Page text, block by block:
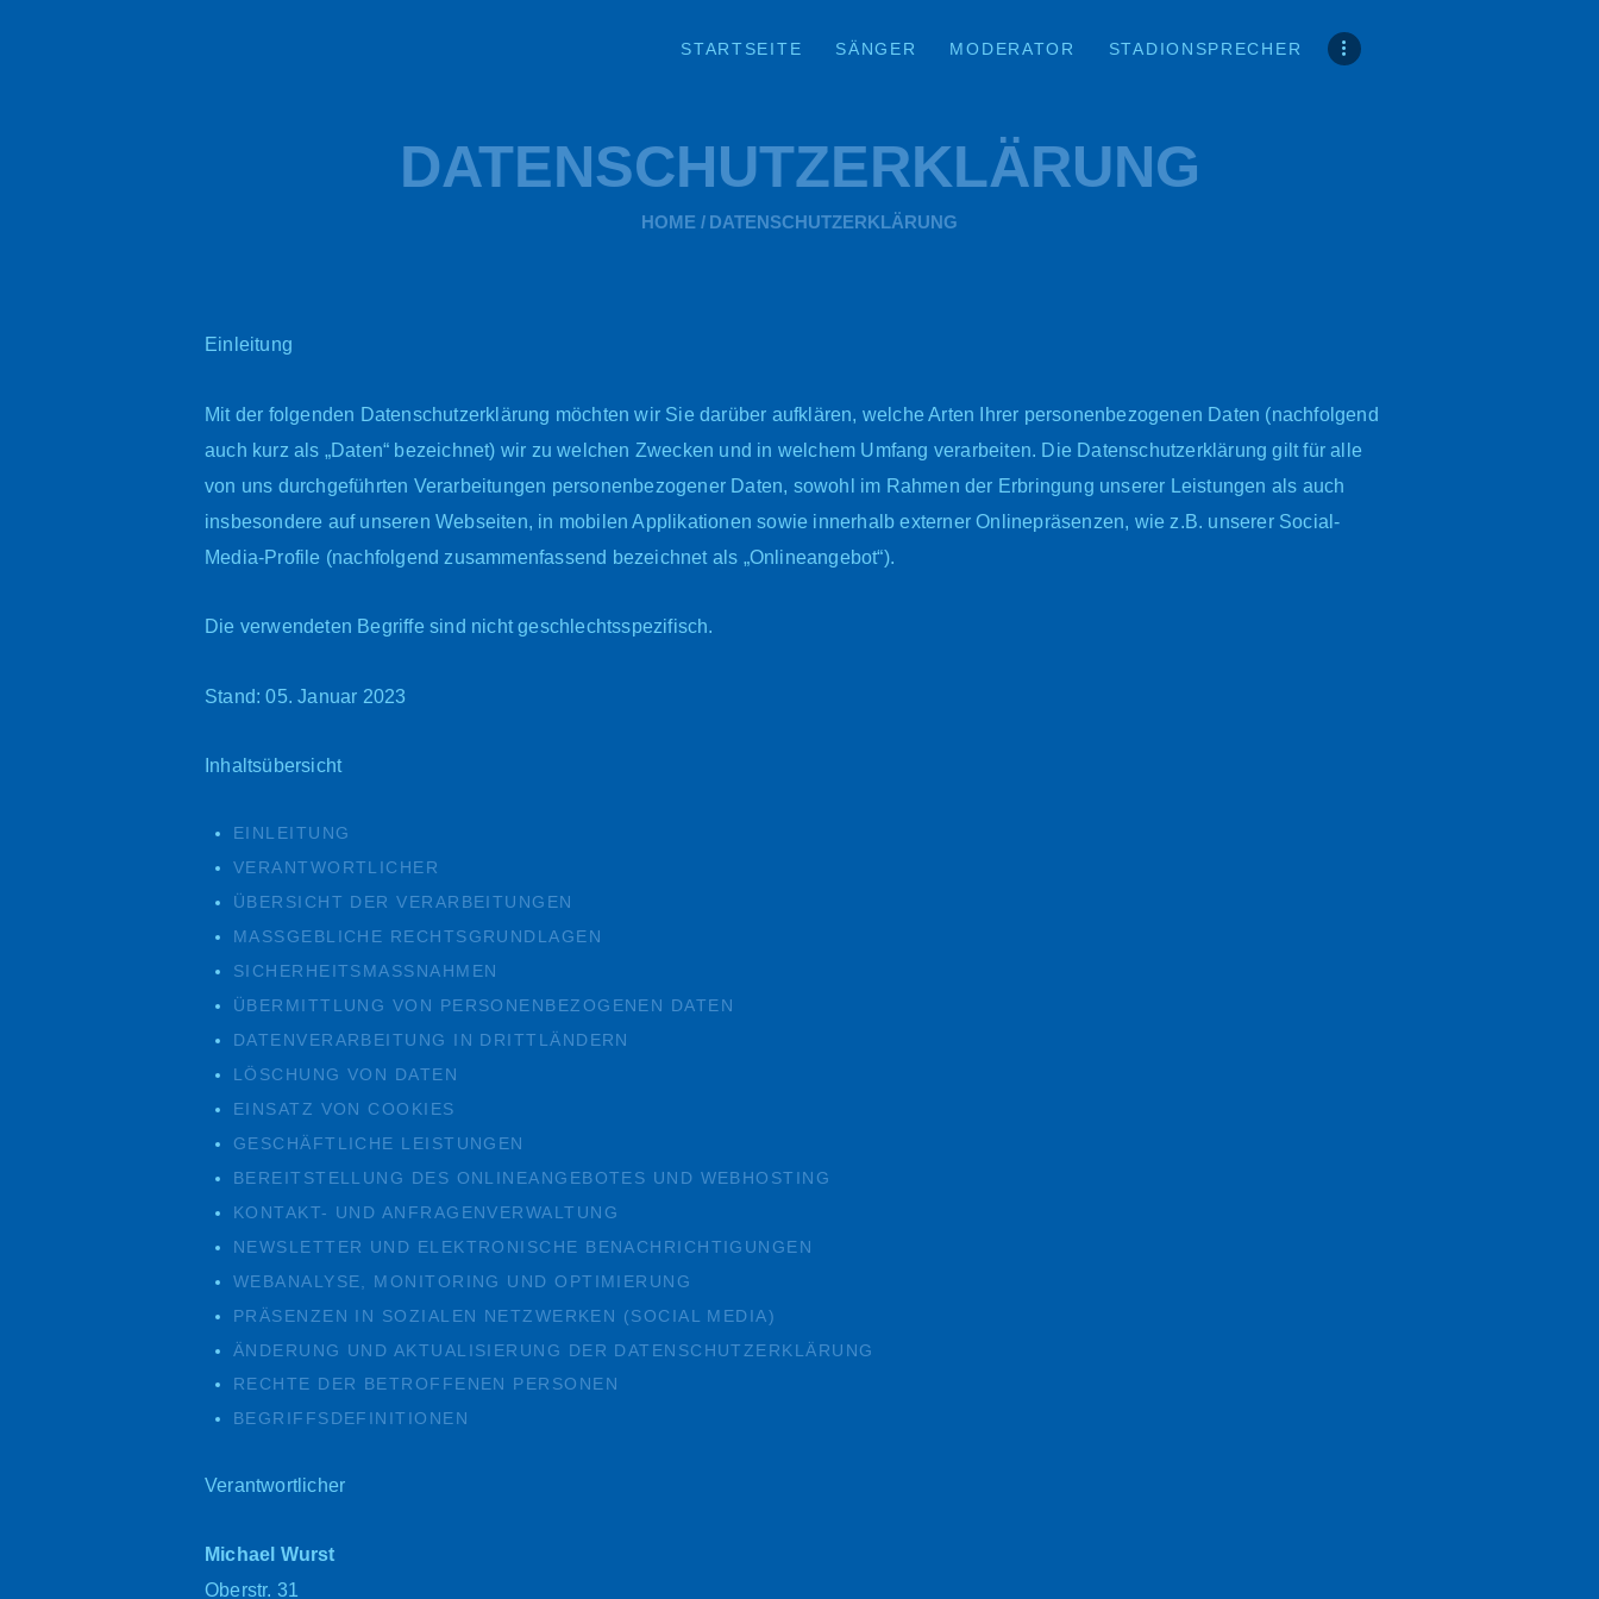
STARTSEITE SÄNGER MODERATOR STADIONSPRECHER
DATENSCHUTZERKLÄRUNG
HOME DATENSCHUTZERKLÄRUNG
STADIONSPRECHE
BOOKING
Einleitung
Mit der folgenden Datenschutzerklärung möchten wir Sie darüber aufklären, welche Arten Ihrer personenbezogenen Daten (nachfolgend
auch kurz als „Daten“ bezeichnet) wir zu welchen Zwecken und in welchem Umfang verarbeiten. Die Datenschutzerklärung gilt für alle
von uns durchgeführten Verarbeitungen personenbezogener Daten, sowohl im Rahmen der Erbringung unserer Leistungen als auch
insbesondere auf unseren Webseiten, in mobilen Applikationen sowie innerhalb externer Onlinepräsenzen, wie z.B. unserer Social-
Media-Profile (nachfolgend zusammenfassend bezeichnet als „Onlineangebot“).
Die verwendeten Begriffe sind nicht geschlechtsspezifisch.
Stand: 05. Januar 2023
Inhaltsübersicht
EINLEITUNG
VERANTWORTLICHER
ÜBERSICHT DER VERARBEITUNGEN
MASSGEBLICHE RECHTSGRUNDLAGEN
SICHERHEITSMASSNAHMEN
ÜBERMITTLUNG VON PERSONENBEZOGENEN DATEN
DATENVERARBEITUNG IN DRITTLÄNDERN
LÖSCHUNG VON DATEN
EINSATZ VON COOKIES
GESCHÄFTLICHE LEISTUNGEN
BEREITSTELLUNG DES ONLINEANGEBOTES UND WEBHOSTING
KONTAKT- UND ANFRAGENVERWALTUNG
NEWSLETTER UND ELEKTRONISCHE BENACHRICHTIGUNGEN
WEBANALYSE, MONITORING UND OPTIMIERUNG
PRÄSENZEN IN SOZIALEN NETZWERKEN (SOCIAL MEDIA)
ÄNDERUNG UND AKTUALISIERUNG DER DATENSCHUTZERKLÄRUNG
RECHTE DER BETROFFENEN PERSONEN
BEGRIFFSDEFINITIONEN
Verantwortlicher
Michael Wurst
Oberstr. 31